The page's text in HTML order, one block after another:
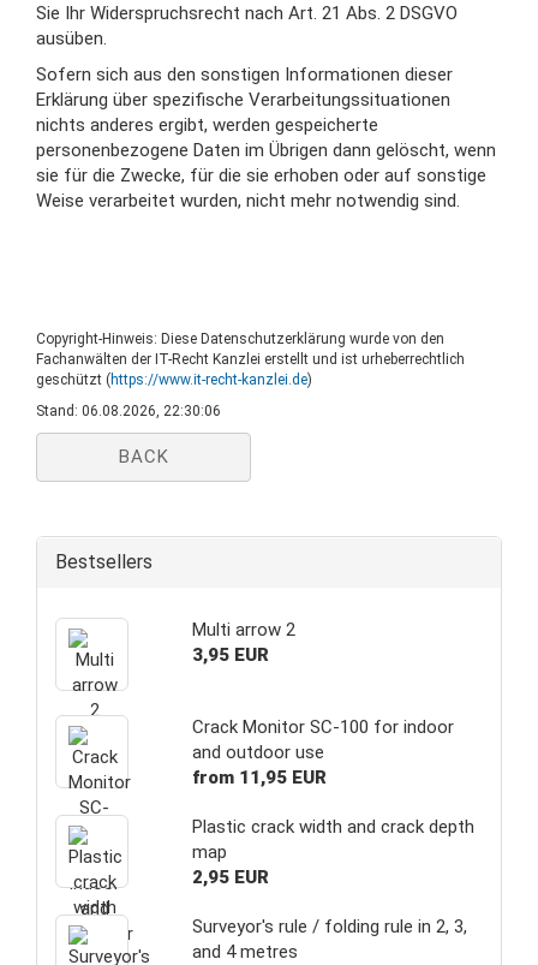
Sie Ihr Widerspruchsrecht nach Art. 21 Abs. 2 DSGVO
ausüben.
Sofern sich aus den sonstigen Informationen dieser
Erklärung über spezifische Verarbeitungssituationen
nichts anderes ergibt, werden gespeicherte
personenbezogene Daten im Übrigen dann gelöscht, wenn
sie für die Zwecke, für die sie erhoben oder auf sonstige
Weise verarbeitet wurden, nicht mehr notwendig sind.
Copyright-Hinweis: Diese Datenschutzerklärung wurde von den
Fachanwälten der IT-Recht Kanzlei erstellt und ist urheberrechtlich
geschützt ( https://www.it-recht-kanzlei.de)
Stand: 06.08.2026, 22:30:06
BACK
Bestsellers
Multi arrow 2
3,95 EUR
Crack Monitor SC-100 for indoor
and outdoor use
from 11,95 EUR
Plastic crack width and crack depth
map
2,95 EUR
Surveyor's rule / folding rule in 2, 3,
and 4 metres